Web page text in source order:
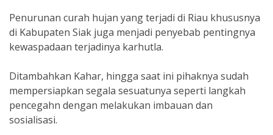
Penurunan curah hujan yang terjadi di Riau khususnya
di Kabupaten Siak juga menjadi penyebab pentingnya
kewaspadaan terjadinya karhutla.
Ditambahkan Kahar, hingga saat ini pihaknya sudah
mempersiapkan segala sesuatunya seperti langkah
pencegahn dengan melakukan imbauan dan
sosialisasi.